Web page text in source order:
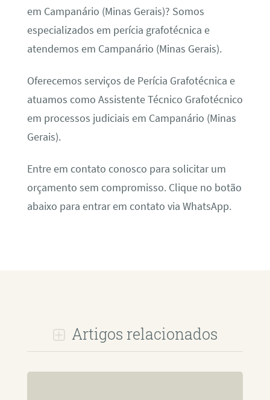
em Campanário (Minas Gerais)? Somos
especializados em perícia grafotécnica e
atendemos em Campanário (Minas Gerais).
Oferecemos serviços de Perícia Grafotécnica e
atuamos como Assistente Técnico Grafotécnico
em processos judiciais em Campanário (Minas
Gerais).
Entre em contato conosco para solicitar um
orçamento sem compromisso. Clique no botão
abaixo para entrar em contato via WhatsApp.
Artigos relacionados